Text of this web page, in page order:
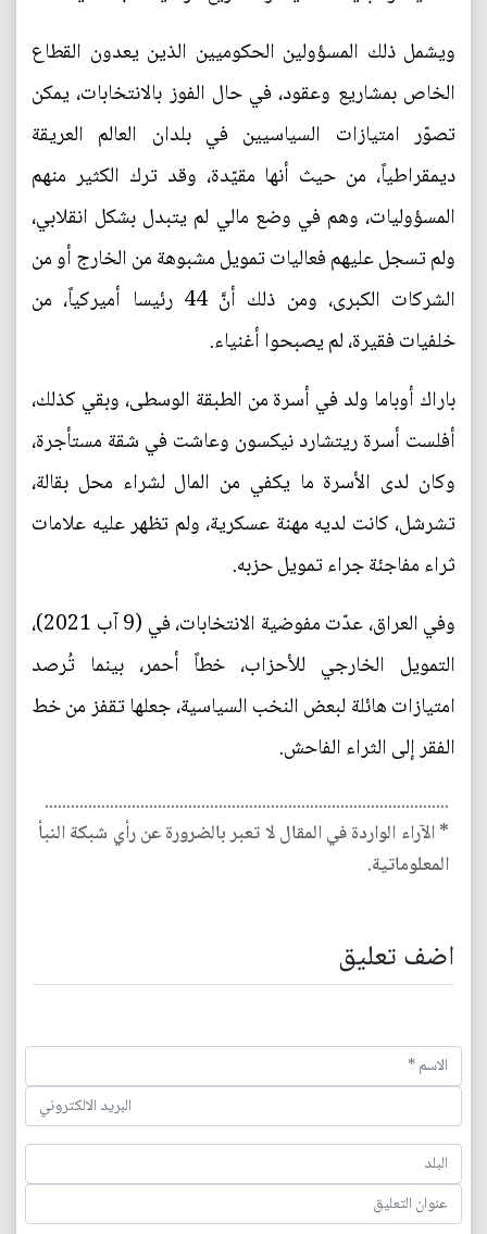
ويشمل ذلك المسؤولين الحكوميين الذين يعدون القطاع
الخاص بمشاريع وعقود، في حال الفوز بالانتخابات، يمكن
تصوّر امتيازات السياسيين في بلدان العالم العريقة
ديمقراطياً، من حيث أنها مقيّدة، وقد ترك الكثير منهم
المسؤوليات، وهم في وضع مالي لم يتبدل بشكل انقلابي،
ولم تسجل عليهم فعاليات تمويل مشبوهة من الخارج أو من
الشركات الكبرى، ومن ذلك أنَّ 44 رئيسا أميركياً، من
خلفيات فقيرة، لم يصبحوا أغنياء.
باراك أوباما ولد في أسرة من الطبقة الوسطى، وبقي كذلك،
أفلست أسرة ريتشارد نيكسون وعاشت في شقة مستأجرة،
وكان لدى الأسرة ما يكفي من المال لشراء محل بقالة،
تشرشل، كانت لديه مهنة عسكرية، ولم تظهر عليه علامات
ثراء مفاجئة جراء تمويل حزبه.
وفي العراق، عدّت مفوضية الانتخابات، في (9 آب 2021)،
التمويل الخارجي للأحزاب، خطاً أحمر، بينما تُرصد
امتيازات هائلة لبعض النخب السياسية، جعلها تقفز من خط
الفقر إلى الثراء الفاحش.
.............................................................................................
* الآراء الواردة في المقال لا تعبر بالضرورة عن رأي شبكة النبأ
المعلوماتية.
اضف تعليق